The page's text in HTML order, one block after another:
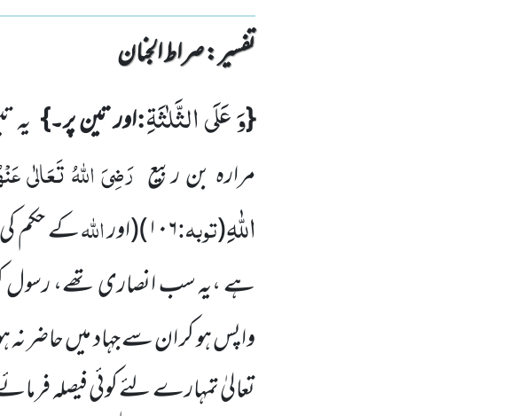
تفسیر : ‎صراط الجنان
{وَ عَلَى الثَّلٰثَةِ:اور تین پر۔} یہ
مرارہ بن ربیع رَضِیَ اللہُ تَعَالٰی
اللّٰهِ(توبہ:۱۰۶)(اوراللہکے حکم
ہے ،یہ سب انصاری تھے، رسول
واپس ہو کر ان سے جہادمیں حاضر نہ
تعالیٰ تمہارے لئے کوئی فیصلہ